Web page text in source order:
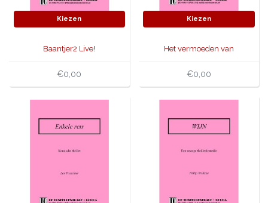
Kiezen
Baantjer2 Live!
€0,00
Kiezen
Het vermoeden van
€0,00